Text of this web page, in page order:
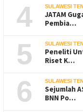
4 SULAWESI
JATAM
Pembia…
5 SULAWESI
Peneliti
Riset K…
6 SULAWESI
Sejumlah
BNN Po…